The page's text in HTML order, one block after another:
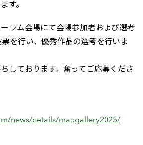
す。
ラム会場にて会場参加者および選考
を行い、優秀作品の選考を行いま
しております。奮ってご応募くださ
news/details/mapgallery2025/